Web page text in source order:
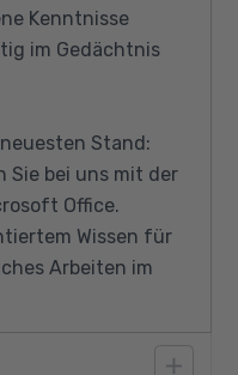
Kenntnisse
im Gedächtnis
Stand:
Sie bei uns mit der
Office.
Wissen für
Arbeiten im